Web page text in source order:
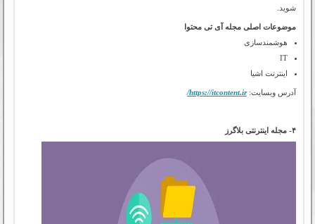
شوید.
موضوعات اصلی مجله آی تی محتوا
هوشمندسازی
IT
اینترنت اشیا
آدرس وبسایت:https://itcontent.ir/
۴- مجله اینترنتی بلاگرز